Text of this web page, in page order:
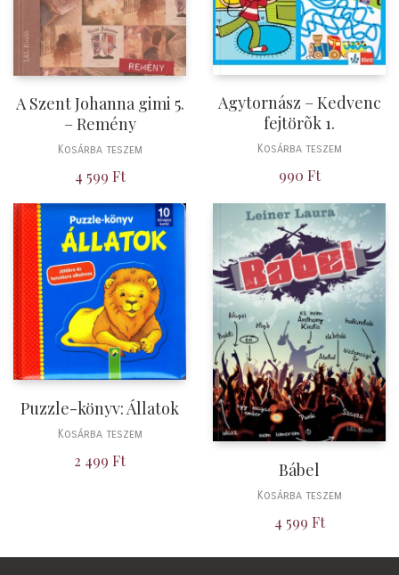
A Szent Johanna gimi 5.
– Remény
Kosárba teszem
4 599 Ft
Agytornász – Kedvenc
fejtörõk 1.
Kosárba teszem
990 Ft
Puzzle-könyv: Állatok
Kosárba teszem
2 499 Ft Bábel
Kosárba teszem
4 599 Ft